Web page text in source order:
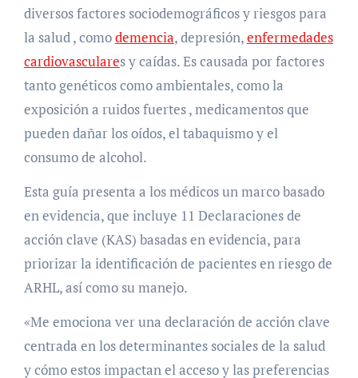
diversos factores sociodemográficos y riesgos para
la salud , comodemencia, depresión,enfermedades
cardiovasculares y caídas. Es causada por factores
tanto genéticos como ambientales, como la
exposición a ruidos fuertes , medicamentos que
pueden dañar los oídos, el tabaquismo y el
consumo de alcohol.
Esta guía presenta a los médicos un marco basado
en evidencia, que incluye 11 Declaraciones de
acción clave (KAS) basadas en evidencia, para
priorizar la identificación de pacientes en riesgo de
ARHL, así como su manejo.
«Me emociona ver una declaración de acción clave
centrada en los determinantes sociales de la salud
y cómo estos impactan el acceso y las preferencias